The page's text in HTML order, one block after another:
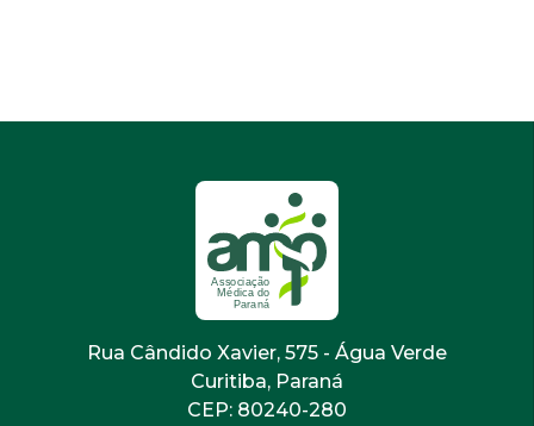
Rua Cândido Xavier, 575 - Água Verde
Curitiba, Paraná
CEP: 80240-280